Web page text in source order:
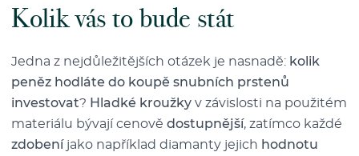
Kolik vás to bude stát
Jedna z nejdůležitějších otázek je nasnadě: kolik
peněz hodláte do koupě snubních prstenů
investovat? Hladké kroužky v závislosti na použitém
materiálu bývají cenově dostupnější, zatímco každé
zdobeníjako například diamanty jejich hodnotu